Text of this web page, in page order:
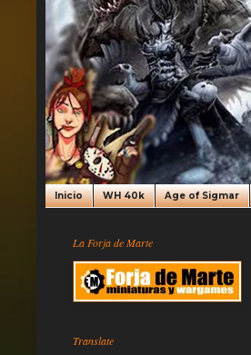
Inicio WH 40k Age of Sigmar
La Forja de Marte
Translate